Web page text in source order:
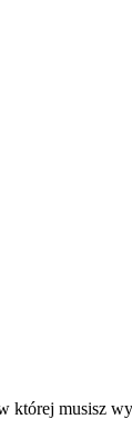
której musisz